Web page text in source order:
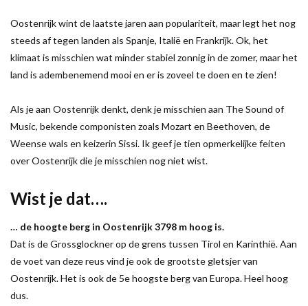
Oostenrijk wint de laatste jaren aan populariteit, maar legt het nog
steeds af tegen landen als Spanje, Italië en Frankrijk. Ok, het
klimaat is misschien wat minder stabiel zonnig in de zomer, maar het
land is adembenemend mooi en er is zoveel te doen en te zien!
Als je aan Oostenrijk denkt, denk je misschien aan The Sound of
Music, bekende componisten zoals Mozart en Beethoven, de
Weense wals en keizerin Sissi. Ik geef je tien opmerkelijke feiten
over Oostenrijk die je misschien nog niet wist.
Wist je dat….
… de hoogte berg in Oostenrijk 3798 m hoog is.
Dat is de Grossglockner op de grens tussen Tirol en Karinthië. Aan
de voet van deze reus vind je ook de grootste gletsjer van
Oostenrijk. Het is ook de 5e hoogste berg van Europa. Heel hoog
dus.